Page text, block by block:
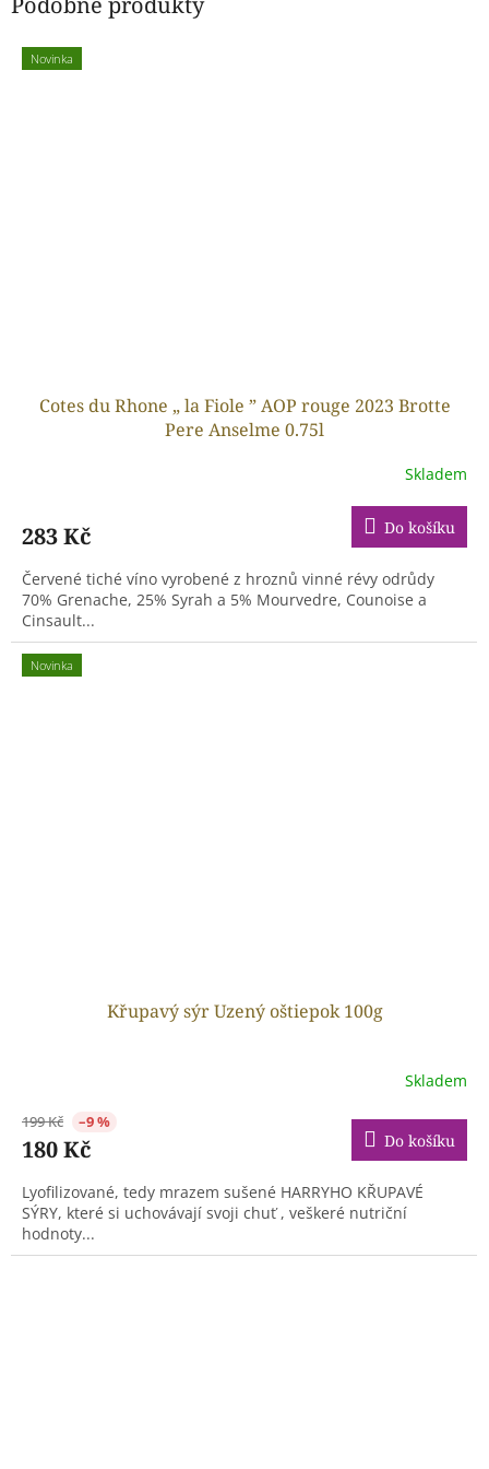
Novinka
Cotes du Rhone „ la Fiole ” AOP rouge 2023 Brotte
Pere Anselme 0.75l
Skladem
283 Kč Do košíku
Červené tiché víno vyrobené z hroznů vinné révy odrůdy
70% Grenache, 25% Syrah a 5% Mourvedre, Counoise a
Cinsault...
Novinka
Křupavý sýr Uzený oštiepok 100g
Skladem
199 Kč –9 %
180 Kč Do košíku
Lyofilizované, tedy mrazem sušené HARRYHO KŘUPAVÉ
SÝRY, které si uchovávají svoji chuť , veškeré nutriční
hodnoty...